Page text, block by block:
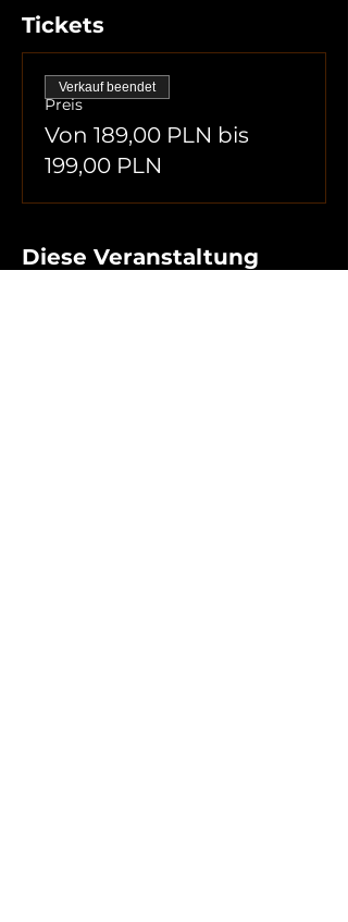
Tickets
Preis
Von 189,00 PLN bis
199,00 PLN
Verkauf beendet
Diese Veranstaltung